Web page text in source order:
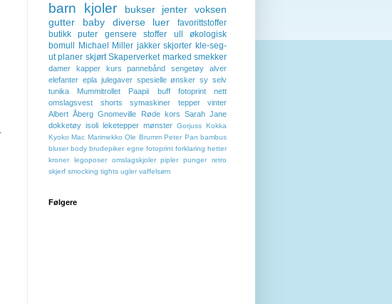
barn kjoler bukser jenter
voksen
gutter
baby diverse luer
favorittstoffer
butikk
puter gensere stoffer ull
økologisk
bomull
Michael Miller jakker skjorter kle-seg-
ut planer skjørt Skaperverket marked smekker
damer kapper kurs pannebånd sengetøy
alver
elefanter epla julegaver spesielle ønsker sy selv
tunika
Mummitrollet Paapii buff fotoprint
nett
omslagsvest
shorts symaskiner tepper
vinter
Albert Åberg Gnomeville Røde kors Sarah Jane
dokketøy isoli leketepper mønster Gorjuss Kokka
Kyoko Mac Marimekko Ole Brumm Peter Pan bambus
bluser body brudepiker egne fotoprint forklaring hetter
kroner
legoposer omslagskjoler pipler punger
retro
skjerf smocking tights ugler vaffelsøm
Følgere